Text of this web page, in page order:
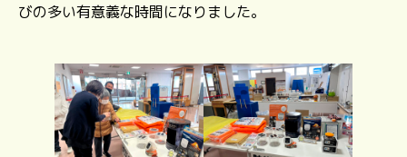
びの多い有意義な時間になりました。